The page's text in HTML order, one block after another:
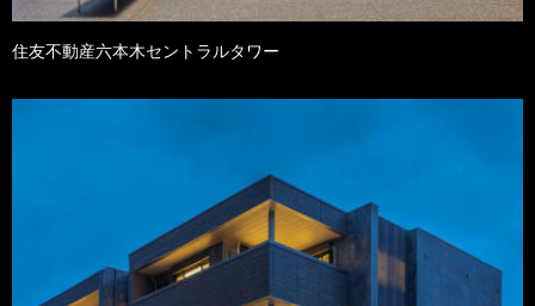
住友不動産六本木セントラルタワー